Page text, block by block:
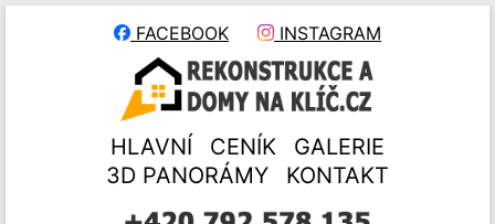
FACEBOOK INSTAGRAM
HLAVNÍ CENÍK
GALERIE
3D PANORÁMY
KONTAKT